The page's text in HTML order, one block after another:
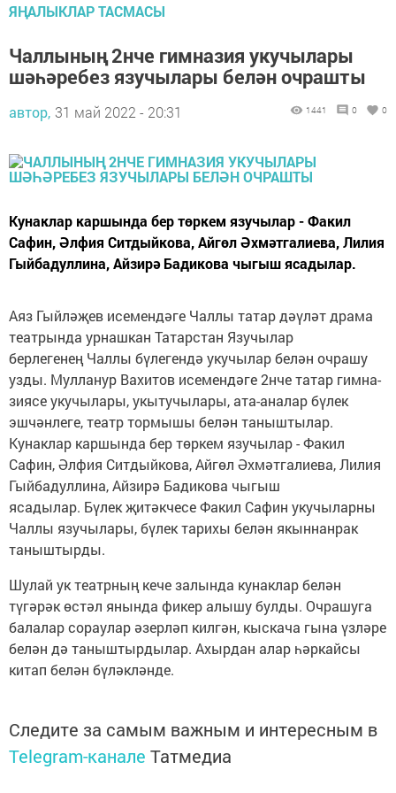
ЯҢАЛЫКЛАР ТАСМАСЫ
Чаллының 2нче гимназия укучылары
шәһәребез язучылары белән очрашты
автор, 31 май 2022 - 20:31 1441 0 0
Кунаклар кар­шында бер төркем язу­чылар - Факил
Сафин, Әлфия Ситдыйкова, Айгөл Әхмәтгалиева, Лилия
Гыйбадуллина, Айзирә Бадикова чыгыш ясадылар.
Аяз Гый­ләҗев исемендәге Чал­лы татар дәүләт драма
театрында урнашкан Татарст­ан Язучылар
берлегенең Чаллы бүлегендә укучылар белән очрашу
узды. Мулл­анур Вахитов исеменд­әге 2нче татар гимна­
зиясе укучылары, укы­тучылары, ата-аналар бүлек
эшчәнлеге, театр тормышы белән таныштылар.
Кунаклар кар­шында бер төркем язу­чылар - Факил
Сафин, Әлфия Ситдыйкова, Айгөл Әхмәтгалиева, Лилия
Гыйбадуллина, Айзирә Бадикова чыгыш
ясадылар. Бүлек җитәкчесе Факил Сафин укучыларны
Чаллы язучылары, бүлек тарихы белән якыннанрак
таныштырды.
Шулай ук театрның кече залында кунаклар белән
түгәрәк өстәл янында фикер алышу булды. Очрашуга
балалар сораулар әзерләп килгән, кыскача гына үзләре
белән дә таныштырдылар. Ахырдан алар һәркайсы
китап белән бүләкләнде.
Следите за самым важным и интересным в
Telegram-канале Татмедиа